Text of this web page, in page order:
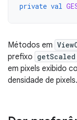
private val
Métodos em
prefixo getScaled
em pixels exibido
densidade de pixels.